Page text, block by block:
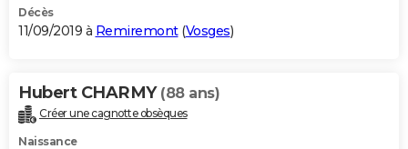
Décès
11/09/2019 à Remiremont(Vosges)
Hubert CHARMY (88 ans)
Créer une cagnotte obsèques
Naissance